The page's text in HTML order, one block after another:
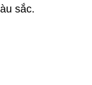
sắc.